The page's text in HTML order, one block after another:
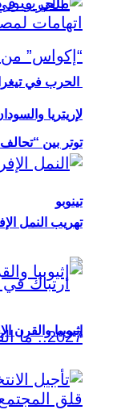
توتر بين
تينوبو
الحرب في
لإريتريا
تهريب النمل
إثيوبيا